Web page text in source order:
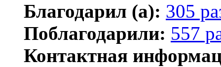
Благодарил (а): 305
Поблагодарили: 557
Контактная